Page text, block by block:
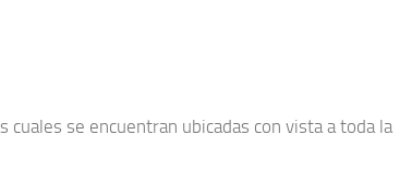
cuales se encuentran ubicadas con vista a toda la